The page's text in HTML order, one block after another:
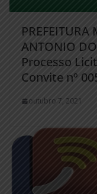
ANTONIO
Processo
Convite nº
outubro 7, 2021